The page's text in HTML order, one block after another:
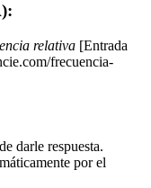
relativa [Entrada
frecuencia-
darle respuesta.
por el